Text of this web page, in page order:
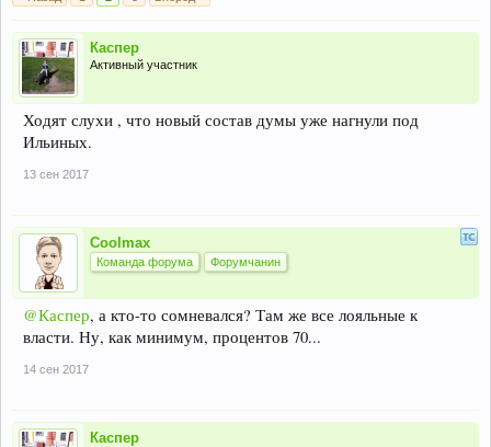
Каспер
Активный участник
Ходят слухи , что новый состав думы уже нагнули под
Ильиных.
13 сен 2017
Coolmax
Команда форума Форумчанин
@Каспер, а кто-то сомневался? Там же все лояльные к
власти. Ну, как минимум, процентов 70...
14 сен 2017
Каспер